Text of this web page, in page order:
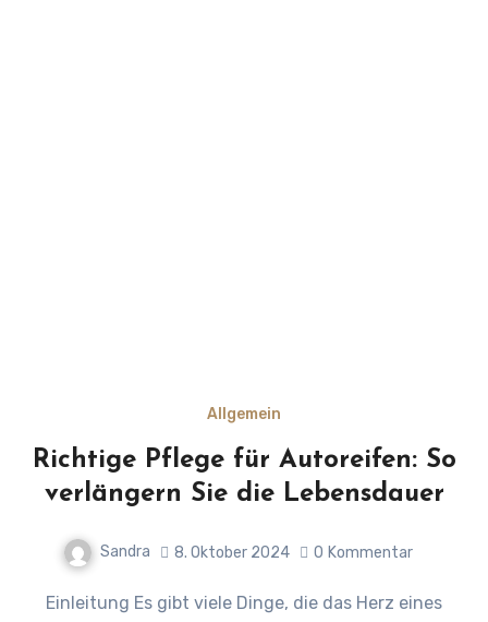
Allgemein
Richtige Pflege für Autoreifen: So
verlängern Sie die Lebensdauer
Sandra 8. Oktober 2024 0 Kommentar
Einleitung Es gibt viele Dinge, die das Herz eines